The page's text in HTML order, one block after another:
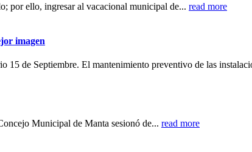
por ello, ingresar al vacacional municipal de... read more
imagen
15 de Septiembre. El mantenimiento preventivo de las
Municipal de Manta sesionó de... read more